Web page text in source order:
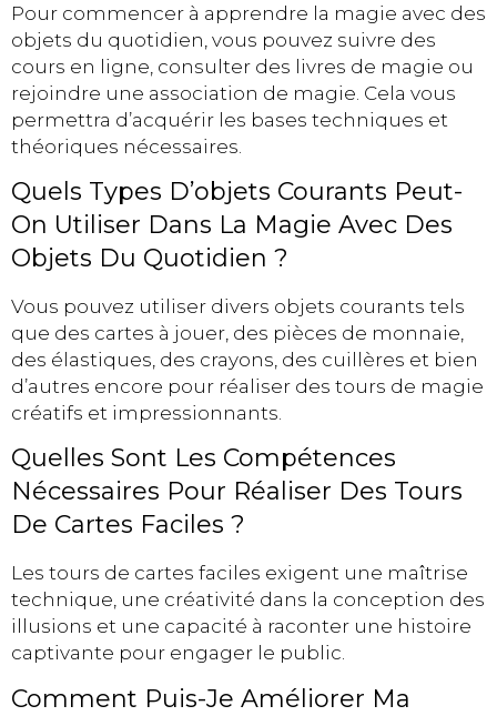
Pour commencer à apprendre la magie avec des
objets du quotidien, vous pouvez suivre des
cours en ligne, consulter des livres de magie ou
rejoindre une association de magie. Cela vous
permettra d’acquérir les bases techniques et
théoriques nécessaires.
Quels Types D’objets Courants Peut-
On Utiliser Dans La Magie Avec Des
Objets Du Quotidien ?
Vous pouvez utiliser divers objets courants tels
que des cartes à jouer, des pièces de monnaie,
des élastiques, des crayons, des cuillères et bien
d’autres encore pour réaliser des tours de magie
créatifs et impressionnants.
Quelles Sont Les Compétences
Nécessaires Pour Réaliser Des Tours
De Cartes Faciles ?
Les tours de cartes faciles exigent une maîtrise
technique, une créativité dans la conception des
illusions et une capacité à raconter une histoire
captivante pour engager le public.
Comment Puis-Je Améliorer Ma